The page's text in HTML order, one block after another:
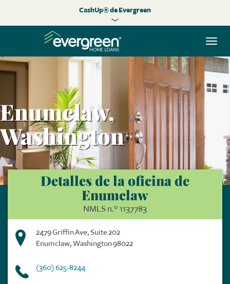
CashUp® de Evergreen
Enumclaw,
Washington
Detalles de la oficina de
Enumclaw
NMLS n.º 1137783
2479 Griffin Ave, Suite 202
Enumclaw, Washington 98022
(360) 625-8244